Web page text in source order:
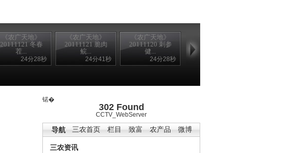
《农广天地》
20111121 冬春
茬...
24分28秒
《农广天地》
20111121 脆肉
鲩...
24分41秒
《农广天地》
20111120 刺参
健...
24分28秒
锘�
302 Found
CCTV_WebServer
三农首页 栏目 致富 农产品 微博
导航
三农资讯